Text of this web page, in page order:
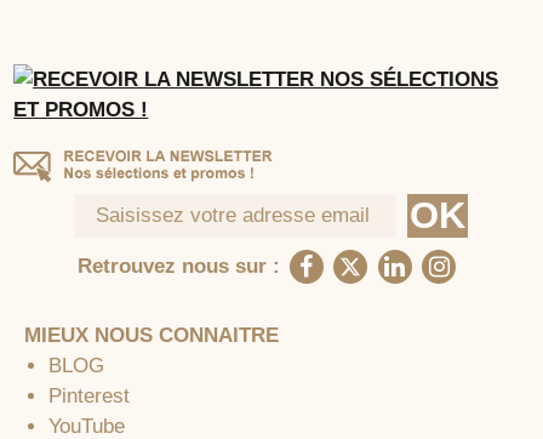
Retrouvez nous sur :
MIEUX NOUS CONNAITRE
BLOG
Pinterest
YouTube